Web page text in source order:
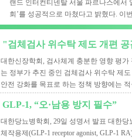
랜드 인터컨티넨탈 서울 파르나스에서
회’를 성공적으로 마쳤다고 밝혔다. 이
"검체검사 위수탁 제도 개편 공
대한신장학회, 검사체계 충분한 영향 평
는 정부가 추진 중인 검체검사 위수탁 제
안전 강화를 목표로 하는 정책 방향에는
GLP-1, “오·남용 방지 필수”
대한당뇨병학회, 29일 성명서 발표 대한당
체작용제(GLP-1 receptor agonist, GLP-1